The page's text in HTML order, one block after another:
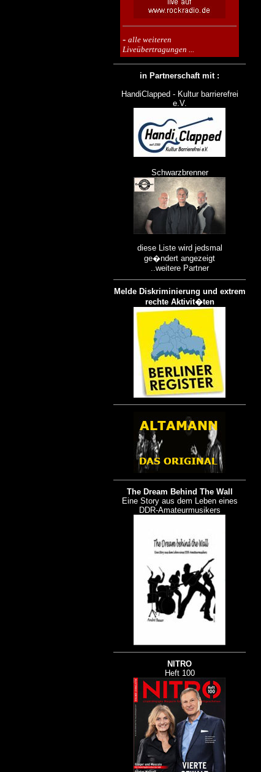
- alle weiteren
Liveübertragungen ...
in Partnerschaft mit :
HandiClapped - Kultur barrierefrei
e.V.
Schwarzbrenner
diese Liste wird jedsmal
ge�ndert angezeigt
..weitere Partner
Melde Diskriminierung und extrem
rechte Aktivit�ten
The Dream Behind The Wall
Eine Story aus dem Leben eines
DDR-Amateurmusikers
NITRO
Heft 100